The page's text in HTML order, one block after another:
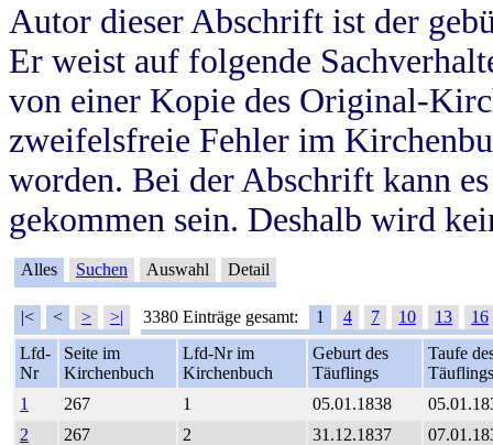
Autor dieser Abschrift ist der
Er weist auf folgende
von einer Kopie des Original-
zweifelsfreie Fehler im
worden. Bei der Abschrift kann
gekommen sein. Deshalb wird
Alles Suchen Auswahl Detail
|< < > >| 3380 Einträge gesamt: 1 4 7 10 13
16
Lfd-
Nr
Seite im
Kirchenbuch
Lfd-Nr im
Kirchenbuch
Geburt des
Täuflings
Taufe
Täuflings
1
267 1 05.01.1838
2
267 2 31.12.1837